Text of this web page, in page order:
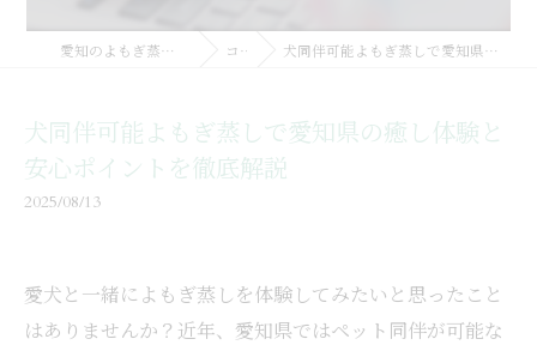
愛知のよもぎ蒸しならMarine SSOOK コラム 犬同伴可能よもぎ蒸しで愛知県の癒し体験と安心ポイントを徹底解説
犬同伴可能よもぎ蒸しで愛知県の癒し体験と
安心ポイントを徹底解説
2025/08/13
愛犬と一緒によもぎ蒸しを体験してみたいと思ったこと
はありませんか？近年、愛知県ではペット同伴が可能な